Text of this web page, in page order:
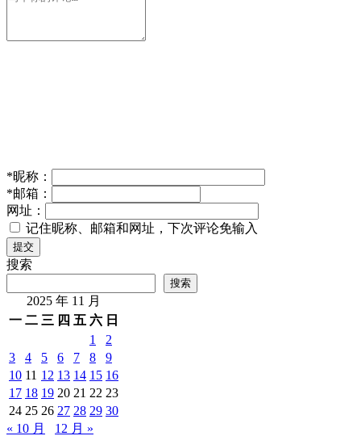
*昵称：
*邮箱：
网址：
记住昵称、邮箱和网址，下次评论免输入
提交
搜索
搜索
2025 年 11 月
一 二 三 四 五 六 日
1
2
3
4 5 6 7 8
9
10 11 12 13 14 15 16
17 18 19 20 21 22 23
24 25 26 27 28 29 30
« 10 月
12 月 »